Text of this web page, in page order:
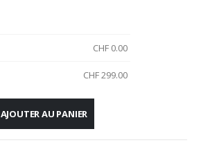
CHF 0.00
CHF299.00
AJOUTER AU PANIER